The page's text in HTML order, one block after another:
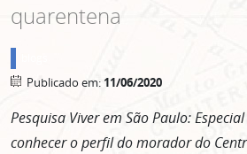
quarentena
Publicado em: 11/06/2020
Pesquisa Viver em São Paulo:
conhecer o perfil do morador do